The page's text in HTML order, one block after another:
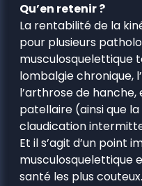
Qu’en retenir ?
La rentabilité de la
pour plusieurs
musculosquelettique
lombalgie chronique,
l’arthrose de
patellaire (ainsi que
claudication
Et il s’agit d’un point
musculosquelettique
santé les plus couteux.